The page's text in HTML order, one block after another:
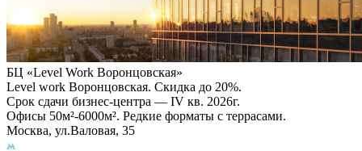
БЦ «Level Work Воронцовская»‎
Level work Воронцовская. Скидка до 20%.
Срок сдачи бизнес-центра — IV кв. 2026г.
Офисы 50м²-6000м². Редкие форматы с террасами.
Москва, ул.Валовая, 35